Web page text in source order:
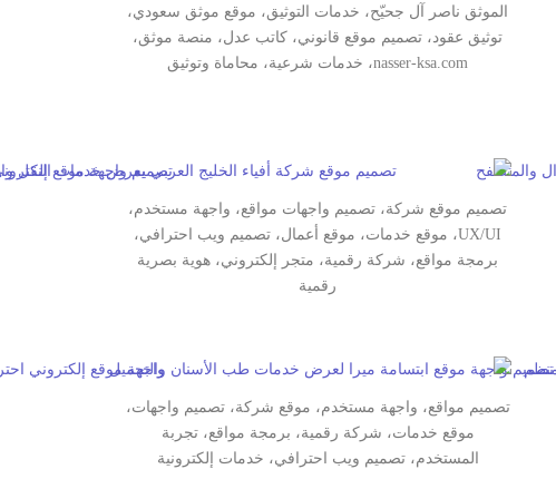
الموثق ناصر آل جحيّح، خدمات التوثيق، موقع موثق سعودي،
توثيق عقود، تصميم موقع قانوني، كاتب عدل، منصة موثق،
nasser-ksa.com، خدمات شرعية، محاماة وتوثيق
تصميم موقع شركة، تصميم واجهات مواقع، واجهة مستخدم،
UX/UI، موقع خدمات، موقع أعمال، تصميم ويب احترافي،
برمجة مواقع، شركة رقمية، متجر إلكتروني، هوية بصرية
رقمية
تصميم مواقع، واجهة مستخدم، موقع شركة، تصميم واجهات،
موقع خدمات، شركة رقمية، برمجة مواقع، تجربة
المستخدم، تصميم ويب احترافي، خدمات إلكترونية